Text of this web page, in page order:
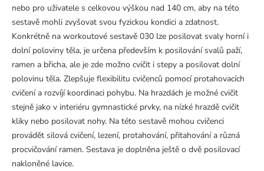
nebo pro uživatele s celkovou výškou nad 140 cm, aby na této
sestavě mohli zvyšovat svou fyzickou kondici a zdatnost.
Konkrétně na workoutové sestavě 030 lze posilovat svaly horní i
dolní poloviny těla, je určena především k posilování svalů paží,
ramen a břicha, ale je zde možno cvičit i stepy a posilovat dolní
polovinu těla. Zlepšuje flexibilitu cvičenců pomocí protahovacích
cvičení a rozvíjí koordinaci pohybu. Na hrazdách je možné cvičit
stejně jako v interiéru gymnastické prvky, na nízké hrazdě cvičit
kliky nebo posilovat nohy. Na této sestavě mohou cvičenci
provádět silová cvičení, lezení, protahování, přitahování a různá
procvičování ramen. Sestava je doplněna ještě o dvě posilovací
nakloněné lavice.